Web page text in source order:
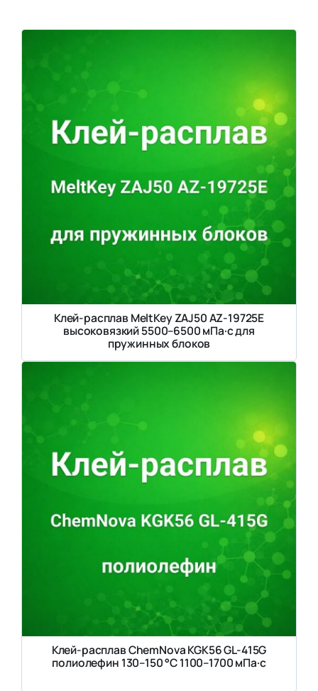
Клей-расплав MeltKey ZAJ50 AZ-19725E
высоковязкий 5500–6500 мПа·с для
пружинных блоков
Клей-расплав ChemNova KGK56 GL-415G
полиолефин 130–150 °C 1100–1700 мПа·с